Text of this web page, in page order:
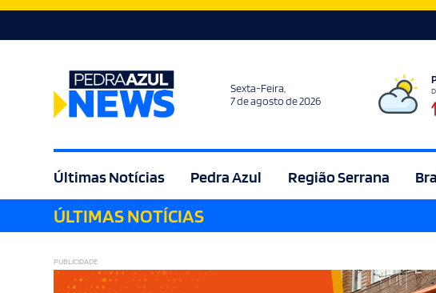
Sexta-Feira,
7 de agosto de 2026
Últimas Notícias Pedra Azul Região Serrana
Agricultura
ÚLTIMAS NOTÍCIAS
PUBLICIDADE